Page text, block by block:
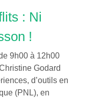
: Ni
!
9h00 à 12h00
Godard
d’outils en
(PNL), en